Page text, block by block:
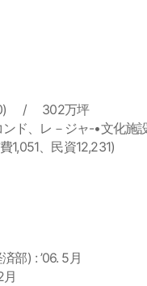
/ 302万坪
ド、レ－ジャ-•文化施
、民資12,231)
部) : ’06. 5月
月